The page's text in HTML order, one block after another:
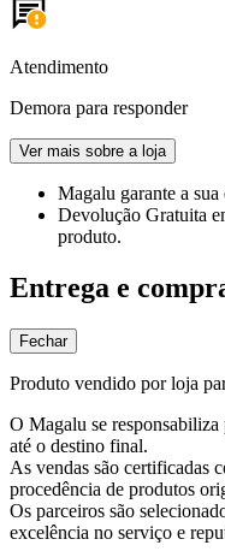
Atendimento
Demora para responder
Ver mais sobre a loja
Magalu garante a
Devolução Gratuita
produto.
Entrega e
Fechar
Produto vendido por loja
O Magalu se responsabiliza
até o destino final.
As vendas são certificadas
procedência de produtos
Os parceiros são
excelência no serviço e